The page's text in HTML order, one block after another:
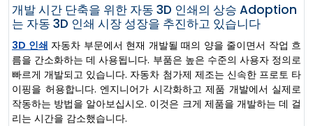
개발 시간 단축을 위한 자동 3D 인쇄의 상승 Adoption
는 자동 3D 인쇄 시장 성장을 추진하고 있습니다
3D 인쇄 자동차 부문에서 현재 개발될 때의 양을 줄이면서 작업 흐
름을 간소화하는 데 사용됩니다. 부품은 높은 수준의 사용자 정의로
빠르게 개발되고 있습니다. 자동차 첨가제 제조는 신속한 프로토 타
이핑을 허용합니다. 엔지니어가 시각화하고 제품 개발에서 실제로
작동하는 방법을 알아보십시오. 이것은 크게 제품을 개발하는 데 걸
리는 시간을 감소했습니다.